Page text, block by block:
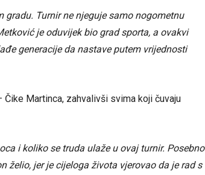
Turnir ne njeguje samo nogometnu
je oduvijek bio grad sporta, a ovakvi
generacije da nastave putem vrijednosti
Čike Martinca, zahvalivši svima koji čuvaju
i koliko se truda ulaže u ovaj turnir. Posebno
želio, jer je cijeloga života vjerovao da je rad s